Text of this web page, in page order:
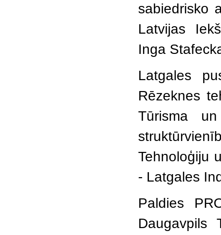
sabiedrisko
Latvijas
Inga
Latgales
Rēzeknes
Tūrisma
Tehnoloģiju
- Latgales
Paldies
Daugavpils